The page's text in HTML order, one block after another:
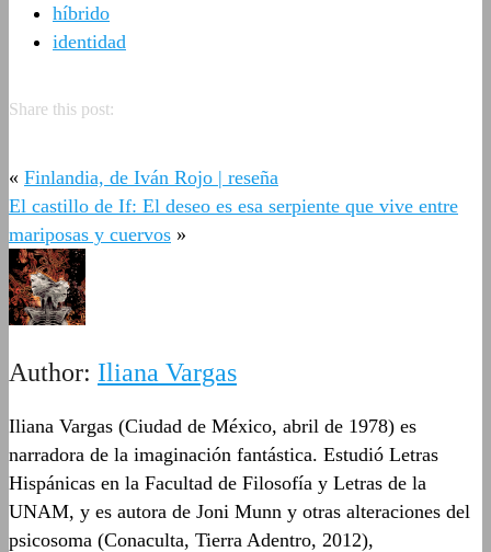
híbrido
identidad
Share this post:
« Finlandia, de Iván Rojo | reseña
El castillo de If: El deseo es esa serpiente que vive entre
mariposas y cuervos »
Author: Iliana Vargas
Iliana Vargas (Ciudad de México, abril de 1978) es
narradora de la imaginación fantástica. Estudió Letras
Hispánicas en la Facultad de Filosofía y Letras de la
UNAM, y es autora de Joni Munn y otras alteraciones del
psicosoma (Conaculta, Tierra Adentro, 2012),